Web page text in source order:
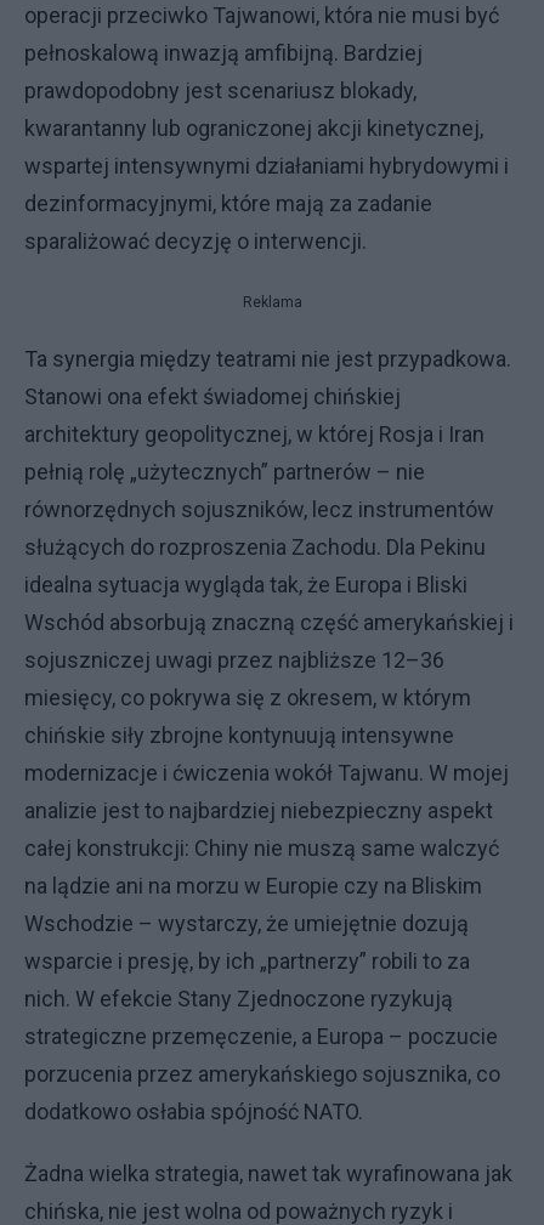
operacji przeciwko Tajwanowi, która nie musi być
pełnoskalową inwazją amfibijną. Bardziej
prawdopodobny jest scenariusz blokady,
kwarantanny lub ograniczonej akcji kinetycznej,
wspartej intensywnymi działaniami hybrydowymi i
dezinformacyjnymi, które mają za zadanie
sparaliżować decyzję o interwencji.
Reklama
Ta synergia między teatrami nie jest przypadkowa.
Stanowi ona efekt świadomej chińskiej
architektury geopolitycznej, w której Rosja i Iran
pełnią rolę „użytecznych” partnerów – nie
równorzędnych sojuszników, lecz instrumentów
służących do rozproszenia Zachodu. Dla Pekinu
idealna sytuacja wygląda tak, że Europa i Bliski
Wschód absorbują znaczną część amerykańskiej i
sojuszniczej uwagi przez najbliższe 12–36
miesięcy, co pokrywa się z okresem, w którym
chińskie siły zbrojne kontynuują intensywne
modernizacje i ćwiczenia wokół Tajwanu. W mojej
analizie jest to najbardziej niebezpieczny aspekt
całej konstrukcji: Chiny nie muszą same walczyć
na lądzie ani na morzu w Europie czy na Bliskim
Wschodzie – wystarczy, że umiejętnie dozują
wsparcie i presję, by ich „partnerzy” robili to za
nich. W efekcie Stany Zjednoczone ryzykują
strategiczne przemęczenie, a Europa – poczucie
porzucenia przez amerykańskiego sojusznika, co
dodatkowo osłabia spójność NATO.
Żadna wielka strategia, nawet tak wyrafinowana jak
chińska, nie jest wolna od poważnych ryzyk i